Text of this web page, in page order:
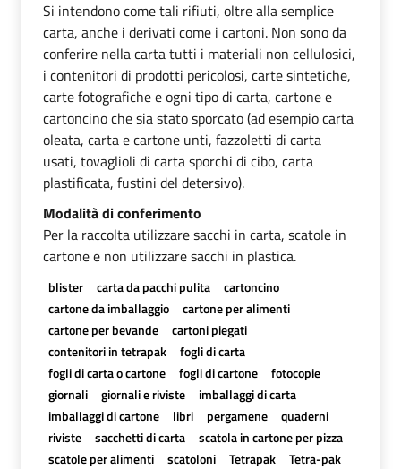
Si intendono come tali rifiuti, oltre alla semplice
carta, anche i derivati come i cartoni. Non sono da
conferire nella carta tutti i materiali non cellulosici,
i contenitori di prodotti pericolosi, carte sintetiche,
carte fotografiche e ogni tipo di carta, cartone e
cartoncino che sia stato sporcato (ad esempio carta
oleata, carta e cartone unti, fazzoletti di carta
usati, tovaglioli di carta sporchi di cibo, carta
plastificata, fustini del detersivo).
Modalità di conferimento
Per la raccolta utilizzare sacchi in carta, scatole in
cartone e non utilizzare sacchi in plastica.
blister carta da pacchi pulita
cartoncino
cartone da imballaggio
cartone per alimenti
cartone per bevande
cartoni piegati
contenitori in tetrapak
fogli di carta
fogli di carta o cartone
fogli di cartone
fotocopie
giornali
giornali e riviste
imballaggi di carta
imballaggi di cartone
libri pergamene
quaderni
riviste
sacchetti di carta
scatola in cartone per pizza
scatole per alimenti
scatoloni Tetrapak Tetra-pak